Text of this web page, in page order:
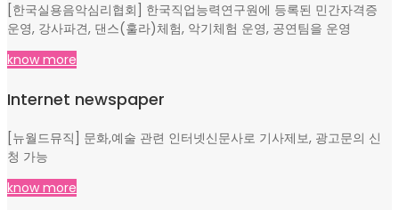
[한국실용음악심리협회] 한국직업능력연구원에 등록된 민간자격증
운영, 강사파견, 댄스(훌라)체험, 악기체험 운영, 공연팀을 운영
know more
Internet newspaper
[뉴월드뮤직] 문화,예술 관련 인터넷신문사로 기사제보, 광고문의 신
청 가능
know more